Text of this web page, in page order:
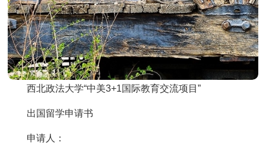
西北政法大学“中美3+1国际教育交流项目”
出国留学申请书
申请人：